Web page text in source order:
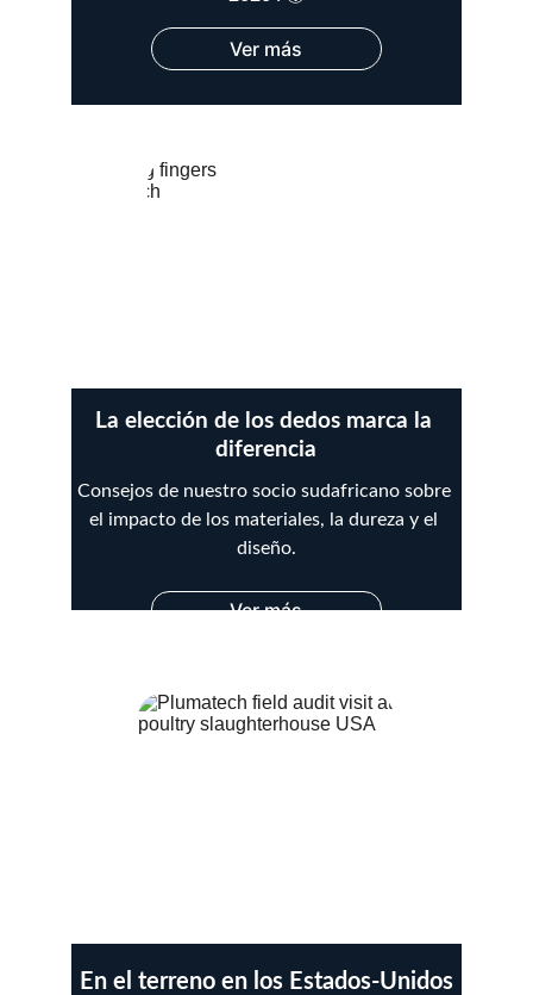
La elección de los dedos marca la
diferencia
Consejos de nuestro socio sudafricano sobre
el impacto de los materiales, la dureza y el
diseño.
En el terreno en los Estados-Unidos
Ver más
Ver más